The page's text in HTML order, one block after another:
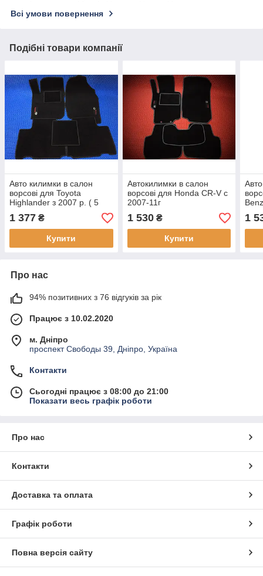
Всі умови повернення
Подібні товари компанії
Авто килимки в салон
ворсові для Toyota
Highlander з 2007 р. ( 5
місць )
1 377 ₴
Купити
Автокилимки в салон
ворсові для Honda CR-V c
2007-11г
1 530₴
Купити
р.
1
Про нас
94% позитивних з 76 відгуків за рік
Працює з 10.02.2020
м. Дніпро
проспект Свободы 39, Дніпро, Україна
Контакти
Сьогодні працює з 08:00 до 21:00
Показати весь графік роботи
Про нас
Контакти
Доставка та оплата
Графік роботи
Повна версія сайту